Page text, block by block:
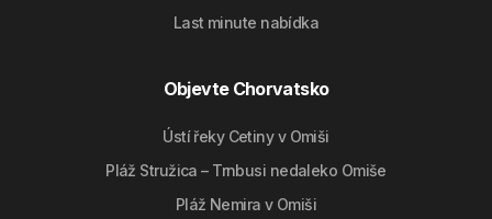
Last minute nabídka
Objevte Chorvatsko
Ústí řeky Cetiny v Omiši
Pláž Stružica – Trnbusi nedaleko Omiše
Pláž Nemira v Omiši